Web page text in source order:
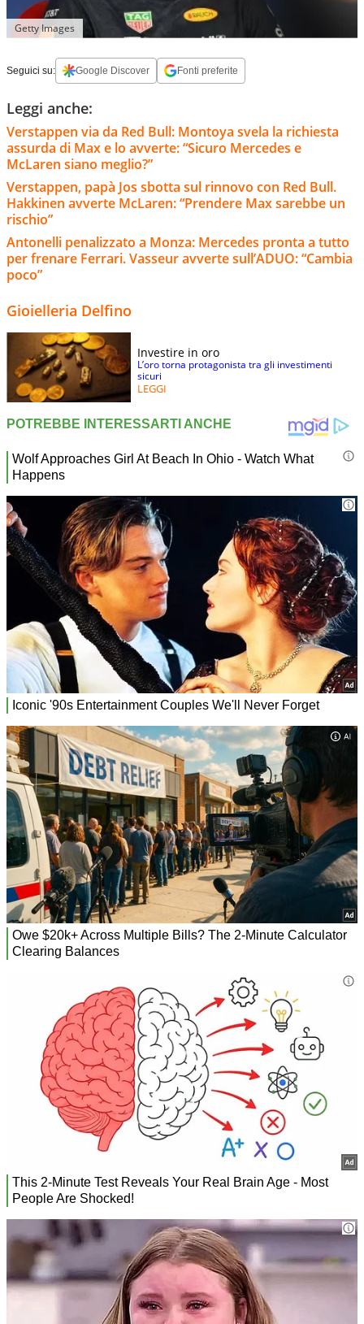
Getty Images
Seguici su: Google Discover Fonti preferite
Leggi anche:
Verstappen via da Red Bull: Montoya svela la richiesta
assurda di Max e lo avverte: “Sicuro Mercedes e
McLaren siano meglio?”
Verstappen, papà Jos sbotta sul rinnovo con Red Bull.
Hakkinen avverte McLaren: “Prendere Max sarebbe un
rischio”
Antonelli penalizzato a Monza: Mercedes pronta a tutto
per frenare Ferrari. Vasseur avverte sull’ADUO: “Cambia
poco”
Gioielleria Delfino
Investire in oro
L’oro torna protagonista tra gli investimenti
sicuri
LEGGI